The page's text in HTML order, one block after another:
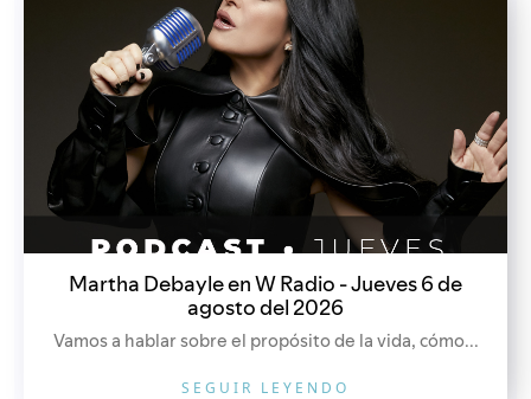
Martha Debayle en W Radio - Jueves 6 de
agosto del 2026
Vamos a hablar sobre el propósito de la vida, cómo...
SEGUIR LEYENDO